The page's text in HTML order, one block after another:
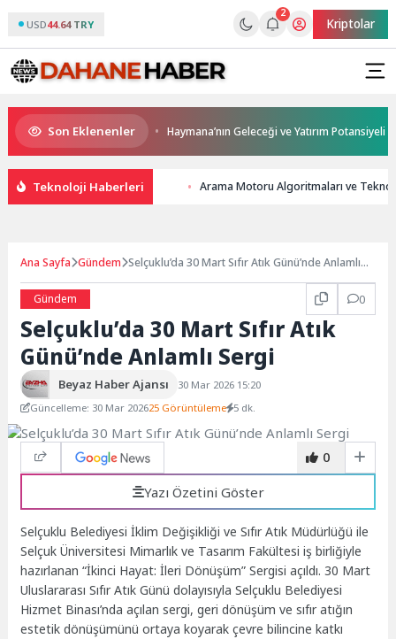
USD44.64 TRY
2
Kriptolar
Son Eklenenler
ulaşım yatırımı Haymana’nın Geleceği ve Yatırım Potansiyeli
Teknoloji Haberleri Arama Motoru Algoritmaları ve
Ana Sayfa Gündem Selçuklu’da 30 Mart Sıfır Atık Günü’nde Anlamlı
Gündem
0
Selçuklu’da 30 Mart Sıfır Atık
Günü’nde Anlamlı Sergi
Beyaz Haber Ajansı
30 Mar 2026 15:20
Güncelleme: 30 Mar 202625 Görüntüleme 5 dk.
0
Yazı Özetini Göster
Selçuklu Belediyesi İklim Değişikliği ve Sıfır Atık Müdürlüğü ile
Selçuk Üniversitesi Mimarlık ve Tasarım Fakültesi iş birliğiyle
hazırlanan “İkinci Hayat: İleri Dönüşüm” Sergisi açıldı. 30 Mart
Uluslararası Sıfır Atık Günü dolayısıyla Selçuklu Belediyesi
Hizmet Binası’nda açılan sergi, geri dönüşüm ve sıfır atığın
estetik dönüşümünü ortaya koyarak çevre bilincine katkı